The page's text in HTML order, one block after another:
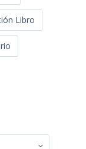
Libro